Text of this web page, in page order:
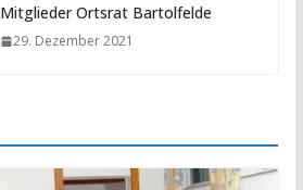
Mitglieder Ortsrat Bartolfelde
29. Dezember 2021